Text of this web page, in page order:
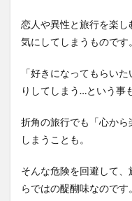
恋人や異性と旅行を楽
気にしてしまうものです。
「好きになってもらい
りしてしまう…という事
折角の旅行でも「心か
しまうことも。
そんな危険を回避して
らではの醍醐味なのです。